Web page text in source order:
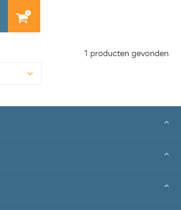
1 producten gevonden